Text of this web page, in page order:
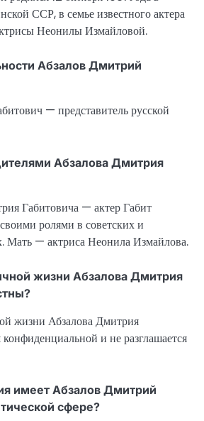
ССР, в семье известного актера
Неонилы Измайловой.
Абзалов Дмитрий
— представитель русской
Абзалова Дмитрия
Габитовича — актер Габит
ролями в советских и
Мать — актриса Неонила Измайлова.
жизни Абзалова Дмитрия
жизни Абзалова Дмитрия
конфиденциальной и не разглашается
имеет Абзалов Дмитрий
сфере?